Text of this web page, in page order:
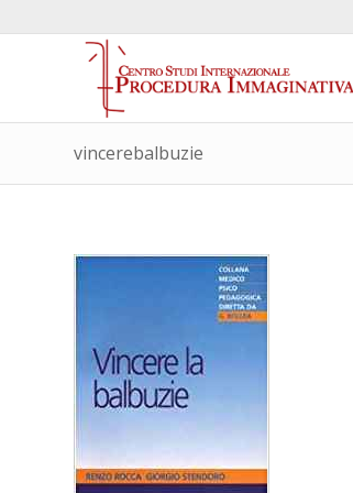
vincerebalbuzie